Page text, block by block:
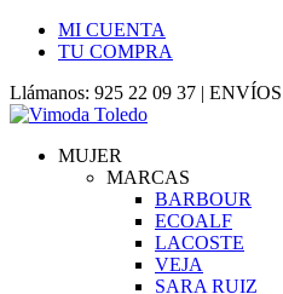
MI CUENTA
TU COMPRA
Llámanos: 925 22 09 37 |
MUJER
MARCAS
BARBOUR
ECOALF
LACOSTE
VEJA
SARA RUIZ